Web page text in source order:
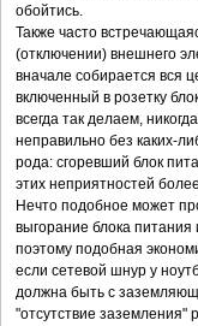
обойтись.
Также часто
(отключении) внешнего
вначале собирается вся
включенный в розетку
всегда так делаем,
неправильно без каких-
рода: сгоревший блок
этих неприятностей
Нечто подобное может
выгорание блока
поэтому подобная
если сетевой шнур у
должна быть с
"отсутствие заземления"